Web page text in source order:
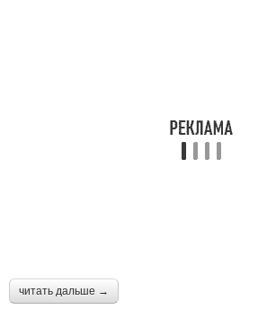
читать дальше →